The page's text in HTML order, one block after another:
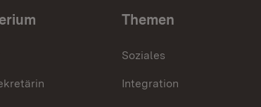
Themen
Soziales
Integration